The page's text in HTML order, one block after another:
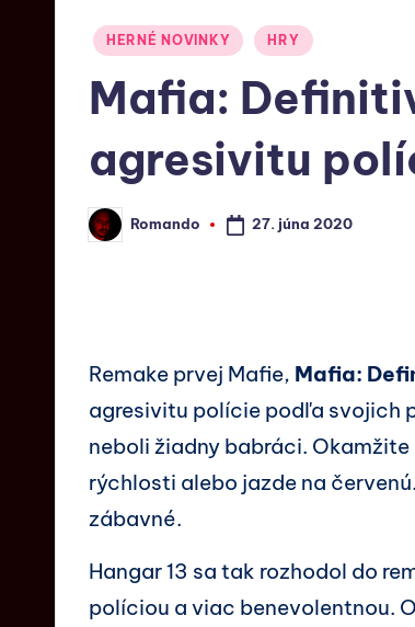
HERNÉ NOVINKY HRY
Mafia:
agresivitu
Romando 27. júna 2020
Remake prvej Mafie, Mafia:
agresivitu polície podľa svojich
neboli žiadny babráci.
rýchlosti alebo jazde na
zábavné.
Hangar 13 sa tak rozhodol do
políciou a viac benevolentnou.